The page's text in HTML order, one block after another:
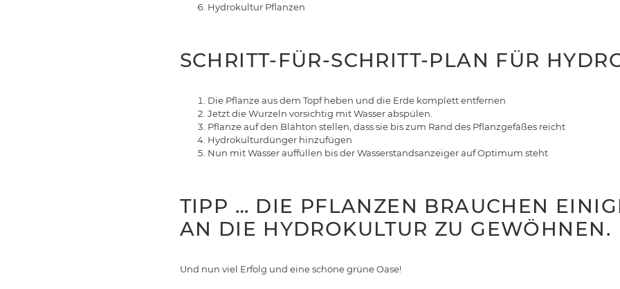
Hydrokultur Pflanzen
SCHRITT-FÜR-SCHRITT-PLAN FÜR
Die Pflanze aus dem Topf heben und die Erde komplett entfernen
Jetzt die Wurzeln vorsichtig mit Wasser abspülen.
Pflanze auf den Blähton stellen, dass sie bis zum Rand des Pflanzgefäßes reicht
Hydrokulturdünger hinzufügen
Nun mit Wasser auffüllen bis der Wasserstandsanzeiger auf Optimum steht
TIPP … DIE PFLANZEN BRAUCHEN
AN DIE HYDROKULTUR ZU GEWÖHNEN.
Und nun viel Erfolg und eine schöne grüne Oase!